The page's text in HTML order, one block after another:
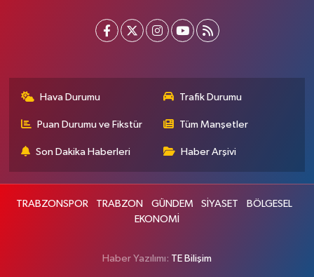
Hava Durumu Trafik Durumu
Puan Durumu ve Fikstür Tüm Manşetler
Son Dakika Haberleri Haber Arşivi
TRABZONSPOR TRABZON GÜNDEM SİYASET
BÖLGESEL
EKONOMİ
Haber Yazılımı: TE Bilişim